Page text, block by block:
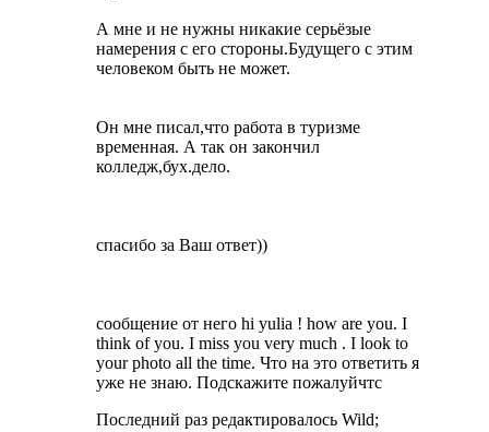
А мне и не нужны никакие серьёзые
намерения с его стороны.Будущего с этим
человеком быть не может.
Он мне писал,что работа в туризме
временная. А так он закончил
колледж,бух.дело.
спасибо за Ваш ответ))
сообщение от него hi yulia ! how are you. I
think of you. I miss you very much . I look to
your photo all the time. Что на это ответить я
уже не знаю. Подскажите пожалуйчтс
Последний раз редактировалось Wild;